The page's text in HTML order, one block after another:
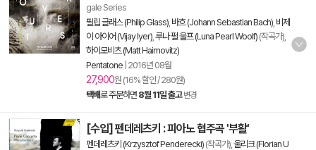
gale Series
필립 글래스 (Philip Glass) 바흐 (Johann Sebastian Bach) 비제
이 아이어 (Vijay Iyer) 루나 펄 울프 (Luna Pearl Woolf) (작곡가),
하이모비츠 (Matt Haimovitz)
Pentatone 2016년 08월
27,900원 (16% 할인 / 280원)
택배로 주문하면 8월 11일 출고 변경
[수입] 펜데레츠키 : 피아노 협주곡 '부활'
펜데레츠키 (Krzysztof Penderecki) (작곡가), 울리크 (Florian U